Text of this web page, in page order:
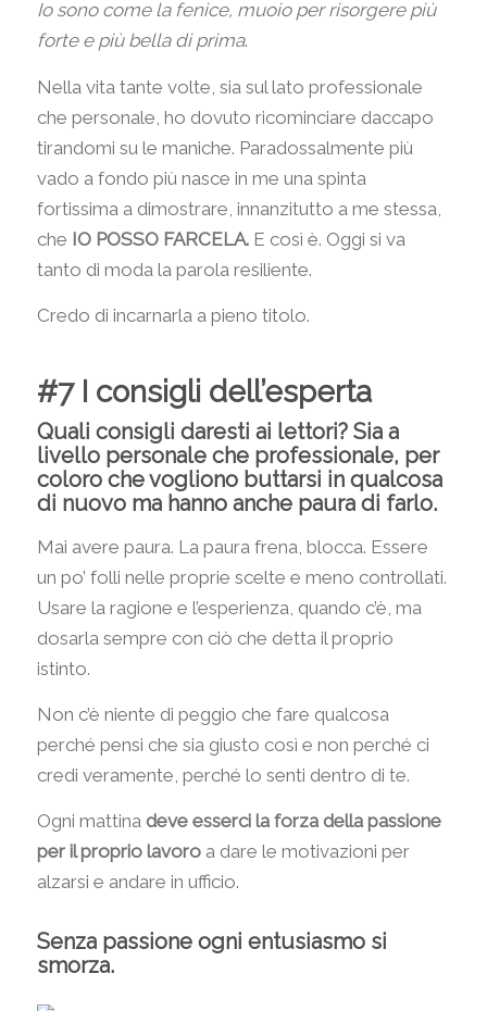
Io sono come la fenice, muoio per risorgere più
forte e più bella di prima.
Nella vita tante volte, sia sul lato professionale
che personale, ho dovuto ricominciare daccapo
tirandomi su le maniche. Paradossalmente più
vado a fondo più nasce in me una spinta
fortissima a dimostrare, innanzitutto a me stessa,
che IO POSSO FARCELA.E così è. Oggi si va
tanto di moda la parola resiliente.
Credo di incarnarla a pieno titolo.
#7 I consigli dell’esperta
Quali consigli daresti ai lettori? Sia a
livello personale che professionale, per
coloro che vogliono buttarsi in qualcosa
di nuovo ma hanno anche paura di farlo.
Mai avere paura. La paura frena, blocca. Essere
un po’ folli nelle proprie scelte e meno controllati.
Usare la ragione e l’esperienza, quando c’è, ma
dosarla sempre con ciò che detta il proprio
istinto.
Non c’è niente di peggio che fare qualcosa
perché pensi che sia giusto così e non perché ci
credi veramente, perché lo senti dentro di te.
Ogni mattina deve esserci la forza della passione
per il proprio lavoroa dare le motivazioni per
alzarsi e andare in ufficio.
Senza passione ogni entusiasmo si
smorza.